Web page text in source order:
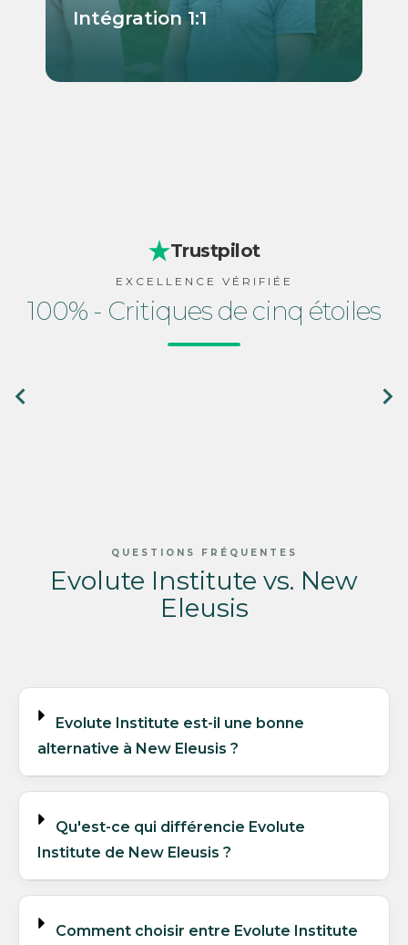
Intégration 1:1
Trustpilot
EXCELLENCE VÉRIFIÉE
100% - Critiques de cinq étoiles
QUESTIONS FRÉQUENTES
Evolute Institute vs. New
Eleusis
Evolute Institute est-il une bonne
alternative à New Eleusis ?
Qu'est-ce qui différencie Evolute
Institute de New Eleusis ?
Comment choisir entre Evolute Institute